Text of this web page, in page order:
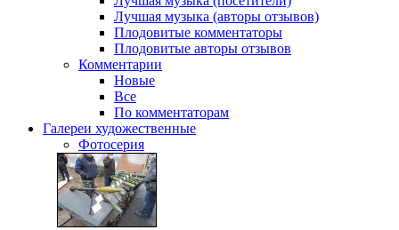
Лучшая музыка (авторы отзывов)
Плодовитые комментаторы
Плодовитые авторы отзывов
Комментарии
Новые
Все
По комментаторам
Галереи художественные
Фотосерия